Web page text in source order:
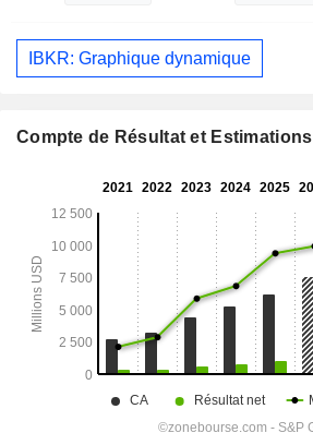
IBKR: Graphique dynamique
Compte de Résultat et Estimations